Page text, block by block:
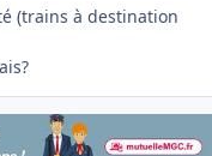
(trains à destination